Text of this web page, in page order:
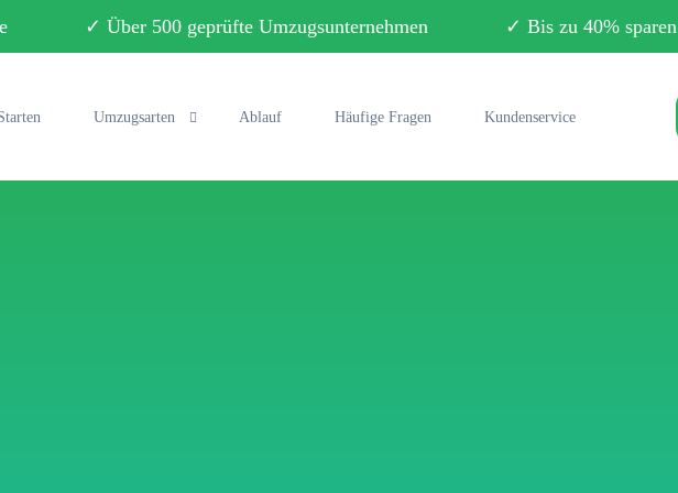
✓ Über 500 geprüfte Umzugsunternehmen ✓ Bis zu 40% sparen
Umzugsarten Ablauf Häufige Fragen Kundenservice